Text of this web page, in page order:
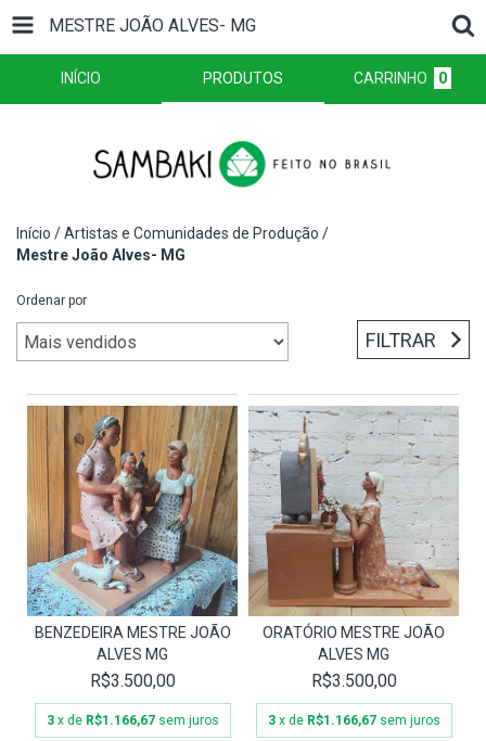
MESTRE JOÃO ALVES- MG
INÍCIO PRODUTOS CARRINHO 0
Início /Artistas e Comunidades de Produção /
Mestre João Alves- MG
Ordenar por
FILTRAR
BENZEDEIRA MESTRE JOÃO
ALVES MG
R$3.500,00
3 x de R$1.166,67 sem juros
ORATÓRIO MESTRE JOÃO
ALVES MG
R$3.500,00
3 x de R$1.166,67 sem juros